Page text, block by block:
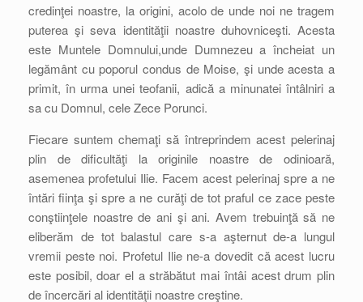
credinţei noastre, la origini, acolo de unde noi ne tragem
puterea şi seva identităţii noastre duhovniceşti. Acesta
este Muntele Domnului,unde Dumnezeu a încheiat un
legământ cu poporul condus de Moise, şi unde acesta a
primit, în urma unei teofanii, adică a minunatei întâlniri a
sa cu Domnul, cele Zece Porunci.
Fiecare suntem chemaţi să întreprindem acest pelerinaj
plin de dificultăţi la originile noastre de odinioară,
asemenea profetului Ilie. Facem acest pelerinaj spre a ne
întări fiinţa şi spre a ne curăţi de tot praful ce zace peste
conştiinţele noastre de ani şi ani. Avem trebuinţă să ne
eliberăm de tot balastul care s-a aşternut de-a lungul
vremii peste noi. Profetul Ilie ne-a dovedit că acest lucru
este posibil, doar el a străbătut mai întâi acest drum plin
de încercări al identităţii noastre creştine.